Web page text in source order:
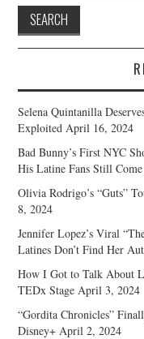
Selena Quintanilla
Exploited April 16, 2024
Bad Bunny’s First NYC
His Latine Fans Still
Olivia Rodrigo’s “Guts”
8, 2024
Jennifer Lopez’s Viral
Latines Don’t Find Her
How I Got to Talk About
TEDx Stage April 3, 2024
“Gordita Chronicles”
Disney+ April 2, 2024